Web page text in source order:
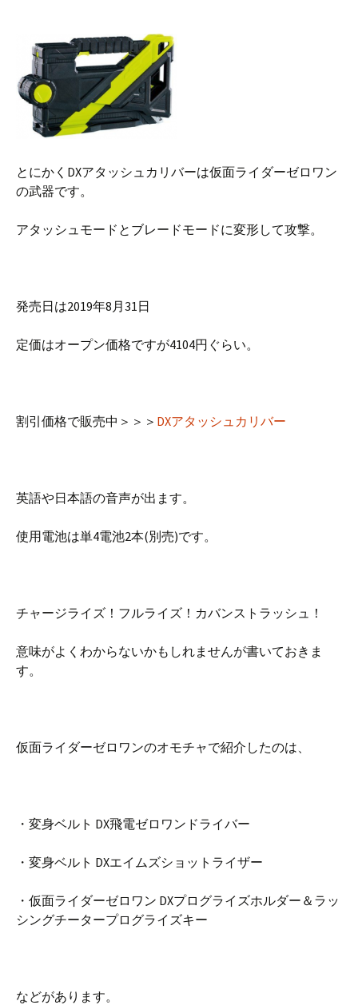
とにかくDXアタッシュカリバーは仮面ライダーゼロワン
の武器です。
アタッシュモードとブレードモードに変形して攻撃。
発売日は2019年8月31日
定価はオープン価格ですが4104円ぐらい。
割引価格で販売中＞＞＞ DXアタッシュカリバー
英語や日本語の音声が出ます。
使用電池は単4電池2本(別売)です。
チャージライズ！フルライズ！カバンストラッシュ！
意味がよくわからないかもしれませんが書いておきま
す。
仮面ライダーゼロワンのオモチャで紹介したのは、
・変身ベルト DX飛電ゼロワンドライバー
・変身ベルト DXエイムズショットライザー
・仮面ライダーゼロワン DXプログライズホルダー＆ラッ
シングチータープログライズキー
などがあります。